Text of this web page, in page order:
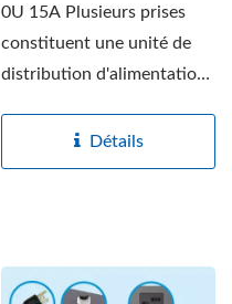
0U 15A Plusieurs prises
constituent une unité de
distribution d'alimentation
Détails